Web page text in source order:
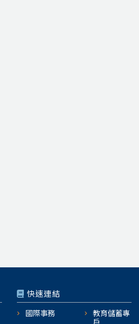
快速連結
國際事務
教育儲蓄專
戶